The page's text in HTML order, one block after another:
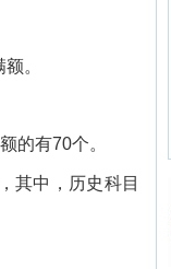
。
的有70个。
其中，历史科目